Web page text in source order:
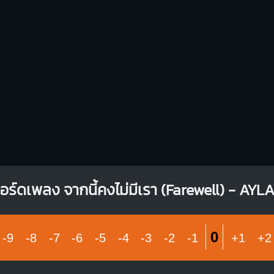
ร์ดเพลง จากนี้คงไม่มีเรา (Farewell) -
-9 -8 -7 -6 -5 -4 -3 -2 -1 0 +1 +2